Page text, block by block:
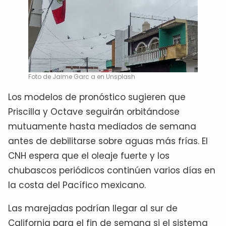
Foto de Jaime Garc a en Unsplash
Los modelos de pronóstico sugieren que
Priscilla y Octave seguirán orbitándose
mutuamente hasta mediados de semana
antes de debilitarse sobre aguas más frías. El
CNH espera que el oleaje fuerte y los
chubascos periódicos continúen varios días en
la costa del Pacífico mexicano.
Las marejadas podrían llegar al sur de
California para el fin de semana si el sistema